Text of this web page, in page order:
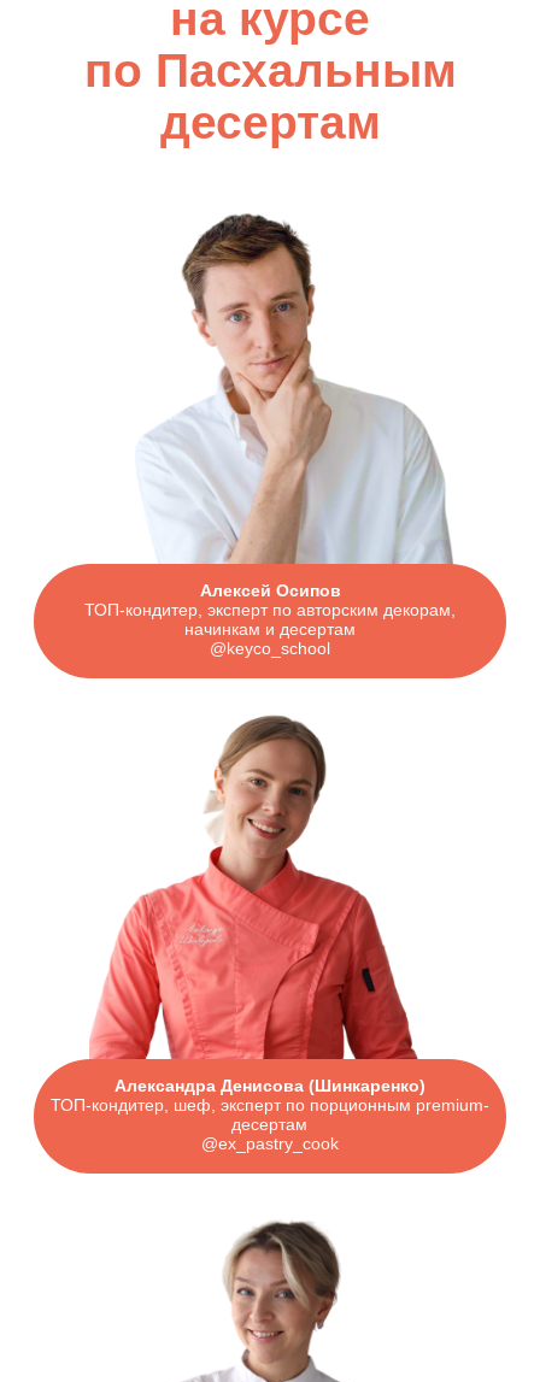
АНО ДПО “Академия кондитерского искусства”
ИНН 5407982134
ОГРН 1215400030010
help@keyco.ru
Политика конфиденциальности
Договор оферты